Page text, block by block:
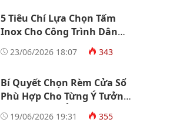
5 Tiêu Chí Lựa Chọn Tấm
Inox Cho Công Trình Dân
Dụng Và Công Nghiệp
23/06/2026 18:07 343
Bí Quyết Chọn Rèm Cửa Sổ
Phù Hợp Cho Từng Ý Tưởng
Thiết Kế Nhà Ở
19/06/2026 19:31 355